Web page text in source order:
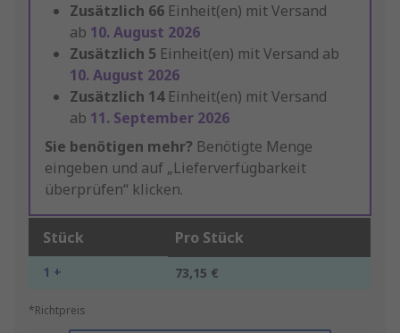
Zusätzlich 66 Einheit(en) mit Versand
ab 10. August 2026
Zusätzlich 5 Einheit(en) mit Versand ab
10. August 2026
Zusätzlich 14 Einheit(en) mit Versand
ab 11. September 2026
Sie benötigen mehr? Benötigte Menge
eingeben und auf „Lieferverfügbarkeit
überprüfen“ klicken.
Stück Pro Stück
1 + 73,15 €
*Richtpreis